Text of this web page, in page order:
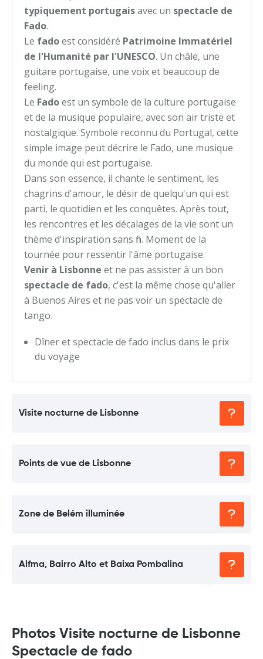
typiquement portugaisavec un spectacle de
Fado.
Le fadoest considéré Patrimoine Immatériel
de l'Humanité par l'UNESCO. Un châle, une
guitare portugaise, une voix et beaucoup de
feeling.
Le Fadoest un symbole de la culture portugaise
et de la musique populaire, avec son air triste et
nostalgique. Symbole reconnu du Portugal, cette
simple image peut décrire le Fado, une musique
du monde qui est portugaise.
Dans son essence, il chante le sentiment, les
chagrins d'amour, le désir de quelqu'un qui est
parti, le quotidien et les conquêtes. Après tout,
les rencontres et les décalages de la vie sont un
thème d'inspiration sans fin. Moment de la
tournée pour ressentir l'âme portugaise.
Venir à Lisbonne et ne pas assister à un bon
spectacle de fado, c'est la même chose qu'aller
à Buenos Aires et ne pas voir un spectacle de
tango.
Dîner et spectacle de fado inclus dans le prix
du voyage
Visite nocturne de Lisbonne
Points de vue de Lisbonne
Zone de Belém illuminée
Alfma, Bairro Alto et Baixa Pombalina
Photos Visite nocturne de Lisbonne
Spectacle de fado